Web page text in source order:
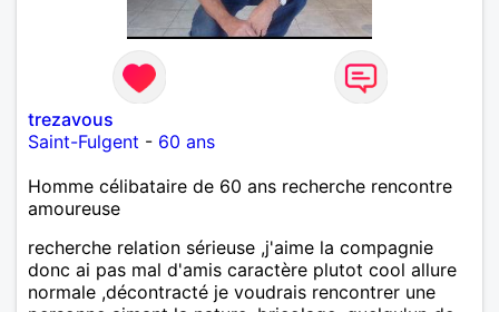
trezavous
Saint-Fulgent - 60 ans
Homme célibataire de 60 ans recherche rencontre
amoureuse
recherche relation sérieuse ,j'aime la compagnie
donc ai pas mal d'amis caractère plutot cool allure
normale ,décontracté je voudrais rencontrer une